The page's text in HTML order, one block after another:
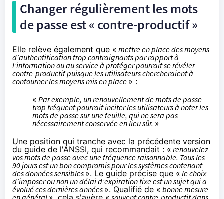
Changer régulièrement les mots
de passe est « contre-productif »
Elle relève également que « mettre en place des moyens
d’authentification trop contraignants par rapport à
l’information ou au service à protéger pourrait se révéler
contre-productif puisque les utilisateurs chercheraient à
contourner les moyens mis en place » :
« Par exemple, un renouvellement de mots de passe
trop fréquent pourrait inciter les utilisateurs à noter les
mots de passe sur une feuille, qui ne sera pas
nécessairement conservée en lieu sûr. »
Une position qui tranche avec la précédente version
du guide de l'ANSSI, qui recommandait : « renouvelez
vos mots de passe avec une fréquence raisonnable. Tous les
90 jours est un bon compromis pour les systèmes contenant
des données sensibles ». Le guide précise que « le choix
d’imposer ou non un délai d’expiration fixe est un sujet qui a
évolué ces dernières années ». Qualifié de « bonne mesure